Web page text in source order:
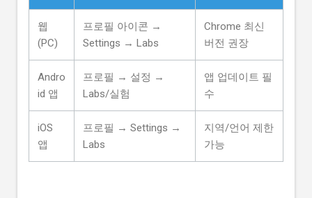
웹
(PC)
프로필 아이콘 →
Settings → Labs
Chrome 최신
버전 권장
Andro
id 앱
프로필 → 설정 →
Labs/실험
앱 업데이트 필
수
iOS
앱
프로필 → Settings →
Labs
지역/언어 제한
가능